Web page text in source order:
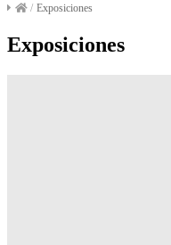
/ Exposiciones
Exposiciones